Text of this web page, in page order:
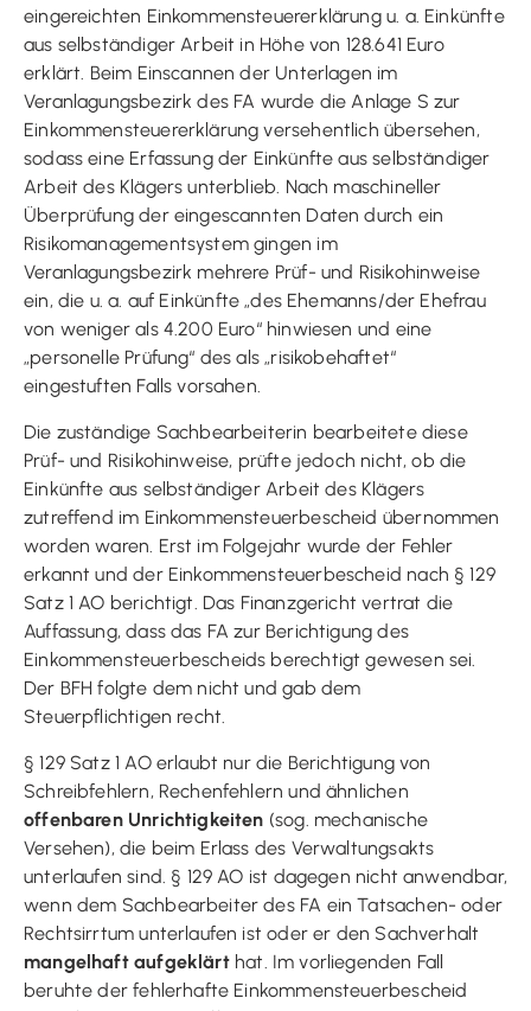
eingereichten Einkommensteuererklärung u. a. Einkünfte
aus selbständiger Arbeit in Höhe von 128.641 Euro
erklärt. Beim Einscannen der Unterlagen im
Veranlagungsbezirk des FA wurde die Anlage S zur
Einkommensteuererklärung versehentlich übersehen,
sodass eine Erfassung der Einkünfte aus selbständiger
Arbeit des Klägers unterblieb. Nach maschineller
Überprüfung der eingescannten Daten durch ein
Risikomanagementsystem gingen im
Veranlagungsbezirk mehrere Prüf- und Risikohinweise
ein, die u. a. auf Einkünfte „des Ehemanns/der Ehefrau
von weniger als 4.200 Euro“ hinwiesen und eine
„personelle Prüfung“ des als „risikobehaftet“
eingestuften Falls vorsahen.
Die zuständige Sachbearbeiterin bearbeitete diese
Prüf- und Risikohinweise, prüfte jedoch nicht, ob die
Einkünfte aus selbständiger Arbeit des Klägers
zutreffend im Einkommensteuerbescheid übernommen
worden waren. Erst im Folgejahr wurde der Fehler
erkannt und der Einkommensteuerbescheid nach § 129
Satz 1 AO berichtigt. Das Finanzgericht vertrat die
Auffassung, dass das FA zur Berichtigung des
Einkommensteuerbescheids berechtigt gewesen sei.
Der BFH folgte dem nicht und gab dem
Steuerpflichtigen recht.
§ 129 Satz 1 AO erlaubt nur die Berichtigung von
Schreibfehlern, Rechenfehlern und ähnlichen
offenbaren Unrichtigkeiten (sog. mechanische
Versehen), die beim Erlass des Verwaltungsakts
unterlaufen sind. § 129 AO ist dagegen nicht anwendbar,
wenn dem Sachbearbeiter des FA ein Tatsachen- oder
Rechtsirrtum unterlaufen ist oder er den Sachverhalt
mangelhaft aufgeklärthat. Im vorliegenden Fall
beruhte der fehlerhafte Einkommensteuerbescheid